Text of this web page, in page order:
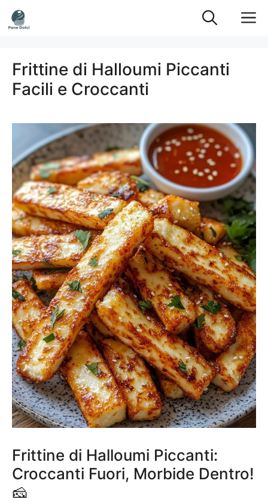
Vai
al
Frittine di Halloumi Piccanti
Facili e Croccanti
Frittine di Halloumi Piccanti:
Croccanti Fuori, Morbide Dentro!
🧀